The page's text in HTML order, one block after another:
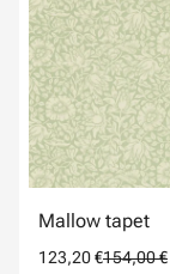
Mallow tapet
123,20 €154,00 €